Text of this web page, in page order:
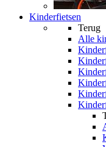
Kinderfietsen
Terug
Alle